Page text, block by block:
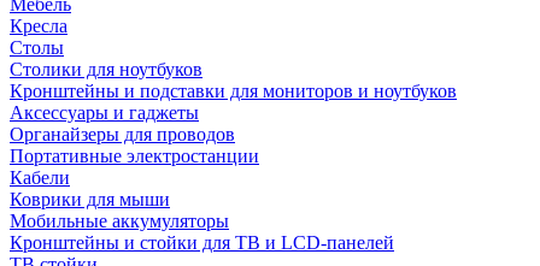
Мебель
Кресла
Столы
Столики для ноутбуков
Кронштейны и подставки для мониторов и ноутбуков
Аксессуары и гаджеты
Органайзеры для проводов
Портативные электростанции
Кабели
Коврики для мыши
Мобильные аккумуляторы
Кронштейны и стойки для ТВ и LCD-панелей